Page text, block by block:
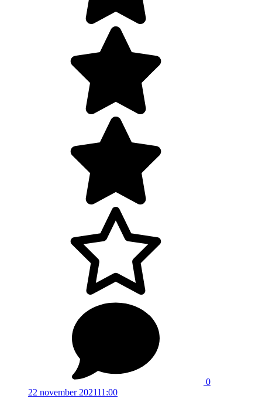
0
22 november 202111:00